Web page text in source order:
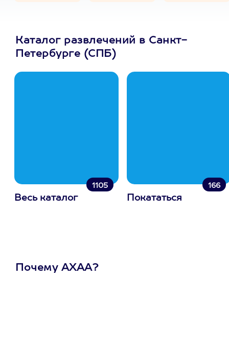
Каталог развлечений в Санкт-
Петербурге (СПБ)
1105
Весь каталог
166
Покататься
Почему АХАА?